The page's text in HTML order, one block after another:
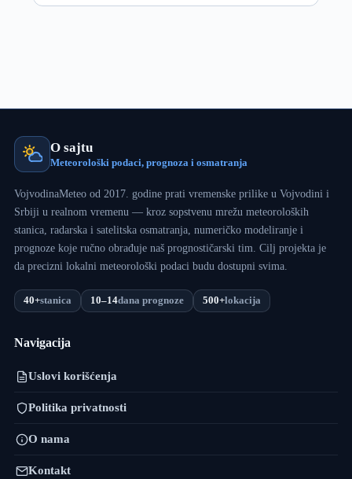
O sajtu
Meteorološki podaci, prognoza i osmatranja
VojvodinaMeteo od 2017. godine prati vremenske prilike u Vojvodini i
Srbiji u realnom vremenu — kroz sopstvenu mrežu meteoroloških
stanica, radarska i satelitska osmatranja, numeričko modeliranje i
prognoze koje ručno obrađuje naš prognostičarski tim. Cilj projekta je
da precizni lokalni meteorološki podaci budu dostupni svima.
40+stanica 10–14dana prognoze 500+lokacija
Navigacija
Uslovi korišćenja
Politika privatnosti
O nama
Kontakt